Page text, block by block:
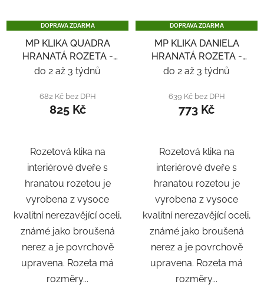
DOPRAVA ZDARMA
MP KLIKA QUADRA
HRANATÁ ROZETA -
ČERNÁ
do 2 až 3 týdnů
682 Kč bez DPH
825 Kč
Rozetová klika na
interiérové ​​dveře s
hranatou rozetou je
vyrobena z vysoce
kvalitní nerezavějící oceli,
známé jako broušená
nerez a je povrchově
upravena. Rozeta má
rozměry...
DOPRAVA ZDARMA
MP KLIKA DANIELA
HRANATÁ ROZETA -
NEREZ
do 2 až 3 týdnů
639 Kč bez DPH
773 Kč
Rozetová klika na
interiérové ​​dveře s
hranatou rozetou je
vyrobena z vysoce
kvalitní nerezavějící oceli,
známé jako broušená
nerez a je povrchově
upravena. Rozeta má
rozměry...